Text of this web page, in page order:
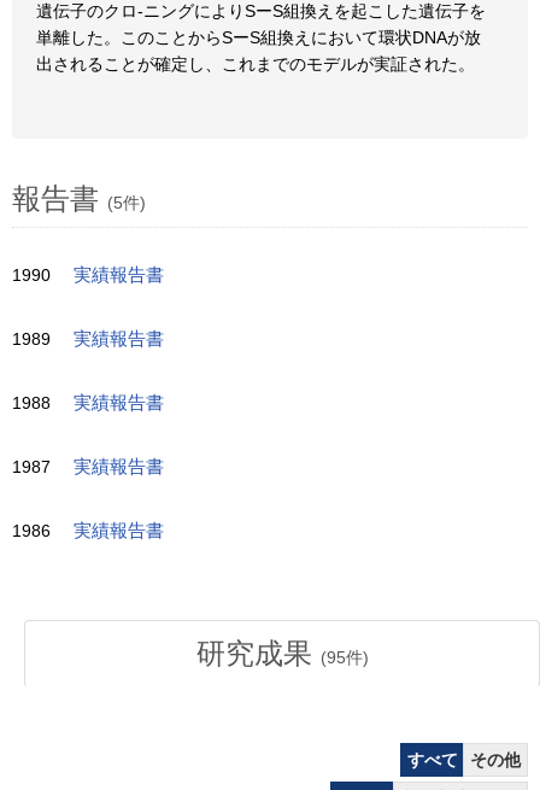
遺伝子のクロ-ニングによりSーS組換えを起こした遺伝子を
単離した。このことからSーS組換えにおいて環状DNAが放
出されることが確定し、これまでのモデルが実証された。
報告書 (5件)
1990 実績報告書
1989 実績報告書
1988 実績報告書
1987 実績報告書
1986 実績報告書
研究成果 (95件)
すべて
その他